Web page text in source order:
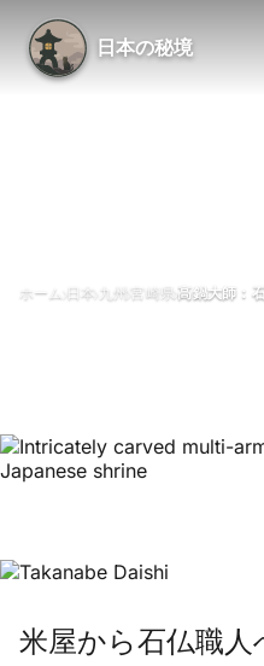
日本の秘境
ホーム 日本›九州›宮崎県›高鍋大師：
米屋から石仏職人